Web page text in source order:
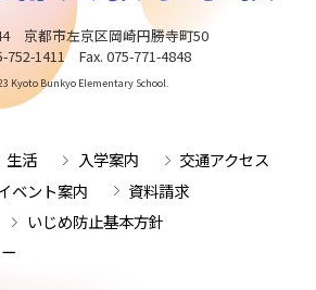
京都市左京区岡崎円勝寺町50
752-1411 Fax. 075-771-4848
Kyoto Bunkyo Elementary School.
生活 入学案内
交通アクセス
ベント案内
資料請求
いじめ防止基本方針